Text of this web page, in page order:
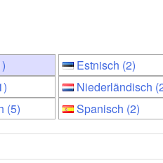
Estnisch (2)
Niederländisch
(5) Spanisch (2)